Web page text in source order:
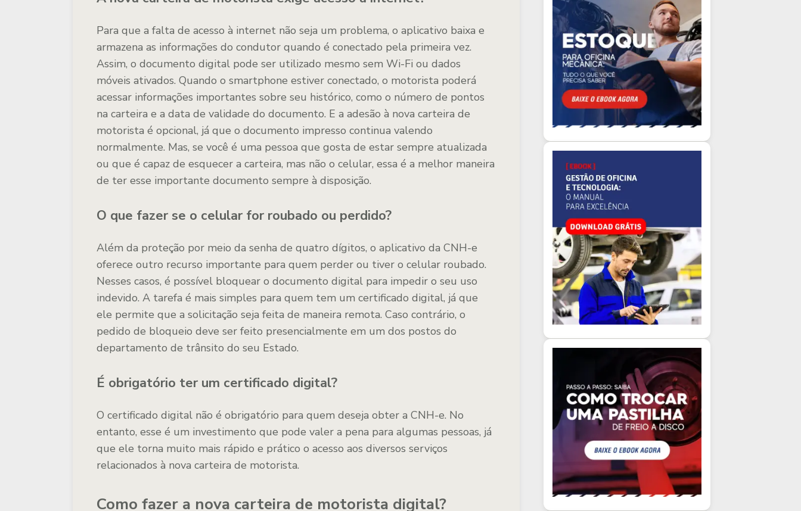
Para que a falta de acesso à internet não seja um problema, o aplicativo baixa e
armazena as informações do condutor quando é conectado pela primeira vez.
Assim, o documento digital pode ser utilizado mesmo sem Wi-Fi ou dados
móveis ativados. Quando o smartphone estiver conectado, o motorista poderá
acessar informações importantes sobre seu histórico, como o número de pontos
na carteira e a data de validade do documento. E a adesão à nova carteira de
motorista é opcional, já que o documento impresso continua valendo
normalmente. Mas, se você é uma pessoa que gosta de estar sempre atualizada
ou que é capaz de esquecer a carteira, mas não o celular, essa é a melhor maneira
de ter esse importante documento sempre à disposição.
O que fazer se o celular for roubado ou perdido?
Além da proteção por meio da senha de quatro dígitos, o aplicativo da CNH-e
oferece outro recurso importante para quem perder ou tiver o celular roubado.
Nesses casos, é possível bloquear o documento digital para impedir o seu uso
indevido. A tarefa é mais simples para quem tem um certificado digital, já que
ele permite que a solicitação seja feita de maneira remota. Caso contrário, o
pedido de bloqueio deve ser feito presencialmente em um dos postos do
departamento de trânsito do seu Estado.
É obrigatório ter um certificado digital?
O certificado digital não é obrigatório para quem deseja obter a CNH-e. No
entanto, esse é um investimento que pode valer a pena para algumas pessoas, já
que ele torna muito mais rápido e prático o acesso aos diversos serviços
relacionados à nova carteira de motorista.
Como fazer a nova carteira de motorista digital?